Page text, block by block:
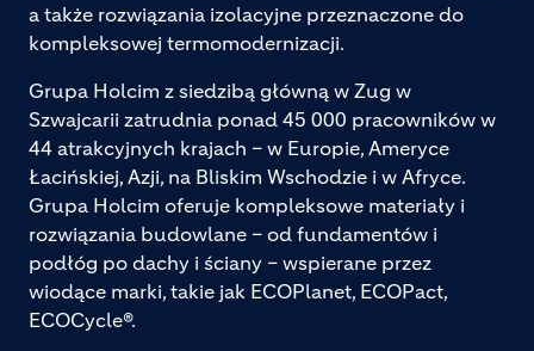
a także rozwiązania izolacyjne przeznaczone do
kompleksowej termomodernizacji.
Grupa Holcim z siedzibą główną w Zug w
Szwajcarii zatrudnia ponad 45 000 pracowników w
44 atrakcyjnych krajach – w Europie, Ameryce
Łacińskiej, Azji, na Bliskim Wschodzie i w Afryce.
Grupa Holcim oferuje kompleksowe materiały i
rozwiązania budowlane – od fundamentów i
podłóg po dachy i ściany – wspierane przez
wiodące marki, takie jak ECOPlanet, ECOPact,
ECOCycle®.